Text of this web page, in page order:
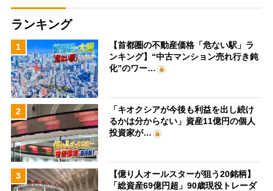
ランキング
1
【首都圏の不動産価格「危ない駅」ラ
ンキング】“中古マンション売れ行き鈍
化”のワー…
2
「キオクシアが今後も利益を出し続け
るかは分からない」資産11億円の個人
投資家が…
3
【億り人オールスターが狙う20銘柄】
「総資産69億円超」90歳現役トレーダ